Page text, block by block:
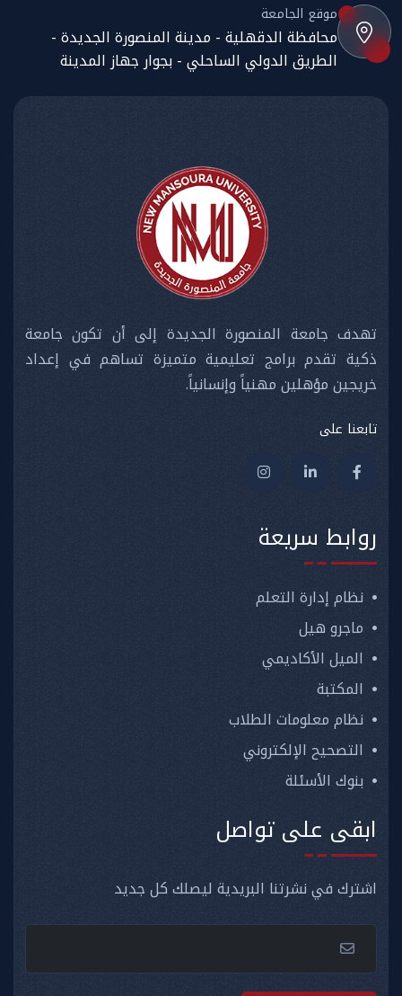
موقع الجامعة
محافظة الدقهلية - مدينة المنصورة الجديدة -
الطريق الدولي الساحلي - بجوار جهاز المدينة
تهدف جامعة المنصورة الجديدة إلى أن تكون جامعة
ذكية تقدم برامج تعليمية متميزة تساهم في إعداد
خريجين مؤهلين مهنياً وإنسانياً.
تابعنا على
روابط سريعة
نظام إدارة التعلم
ماجرو هيل
الميل الأكاديمي
المكتبة
نظام معلومات الطلاب
التصحيح الإلكتروني
بنوك الأسئلة
ابقى على تواصل
اشترك في نشرتنا البريدية ليصلك كل جديد